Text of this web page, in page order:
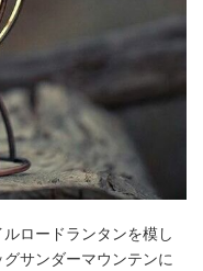
ロードランタンを模し
サンダーマウンテンに